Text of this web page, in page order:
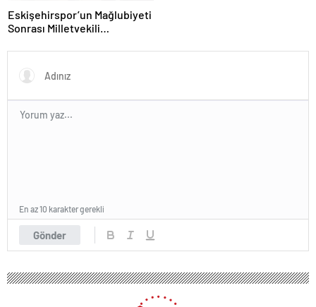
Eskişehirspor’un Mağlubiyeti
Sonrası Milletvekili
Gönder
En az 10 karakter gerekli